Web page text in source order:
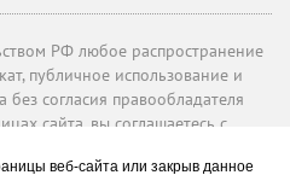
РФ любое распространение
публичное использование и
без согласия правообладателя
сайта, вы соглашаетесь с